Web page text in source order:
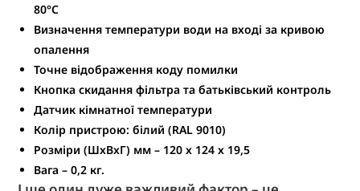
80°С
Визначення температури води на вході за кривою
опалення
Точне відображення коду помилки
Кнопка скидання фільтра та батьківський контроль
Датчик кімнатної температури
Колір пристрою: білий (RAL 9010)
Розміри (ШxВxГ) мм – 120 x 124 x 19,5
Вага – 0,2 кг.